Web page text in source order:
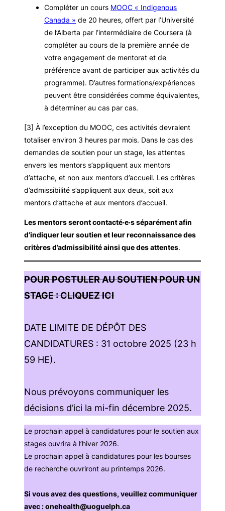
Compléter un cours MOOC « Indigenous
Canada » de 20 heures, offert par l’Université
de l’Alberta par l’intermédiaire de Coursera (à
compléter au cours de la première année de
votre engagement de mentorat et de
préférence avant de participer aux activités du
programme). D’autres formations/expériences
peuvent être considérées comme équivalentes,
à déterminer au cas par cas.
[3] À l’exception du MOOC, ces activités devraient
totaliser environ 3 heures par mois. Dans le cas des
demandes de soutien pour un stage, les attentes
envers les mentors s’appliquent aux mentors
d’attache, et non aux mentors d’accueil. Les critères
d’admissibilité s’appliquent aux deux, soit aux
mentors d’attache et aux mentors d’accueil.
Les mentors seront contacté·e·s séparément afin
d’indiquer leur soutien et leur reconnaissance des
critères d’admissibilité ainsi que des attentes.
POUR POSTULER AU SOUTIEN POUR UN
STAGE : CLIQUEZ ICI
DATE LIMITE DE DÉPÔT DES
CANDIDATURES : 31 octobre 2025 (23 h
59 HE).
Nous prévoyons communiquer les
décisions d’ici la mi-fin décembre 2025.
Le prochain appel à candidatures pour le soutien aux
stages ouvrira à l’hiver 2026.
Le prochain appel à candidatures pour les bourses
de recherche ouvriront au printemps 2026.
Si vous avez des questions, veuillez communiquer
avec : onehealth@uoguelph.ca